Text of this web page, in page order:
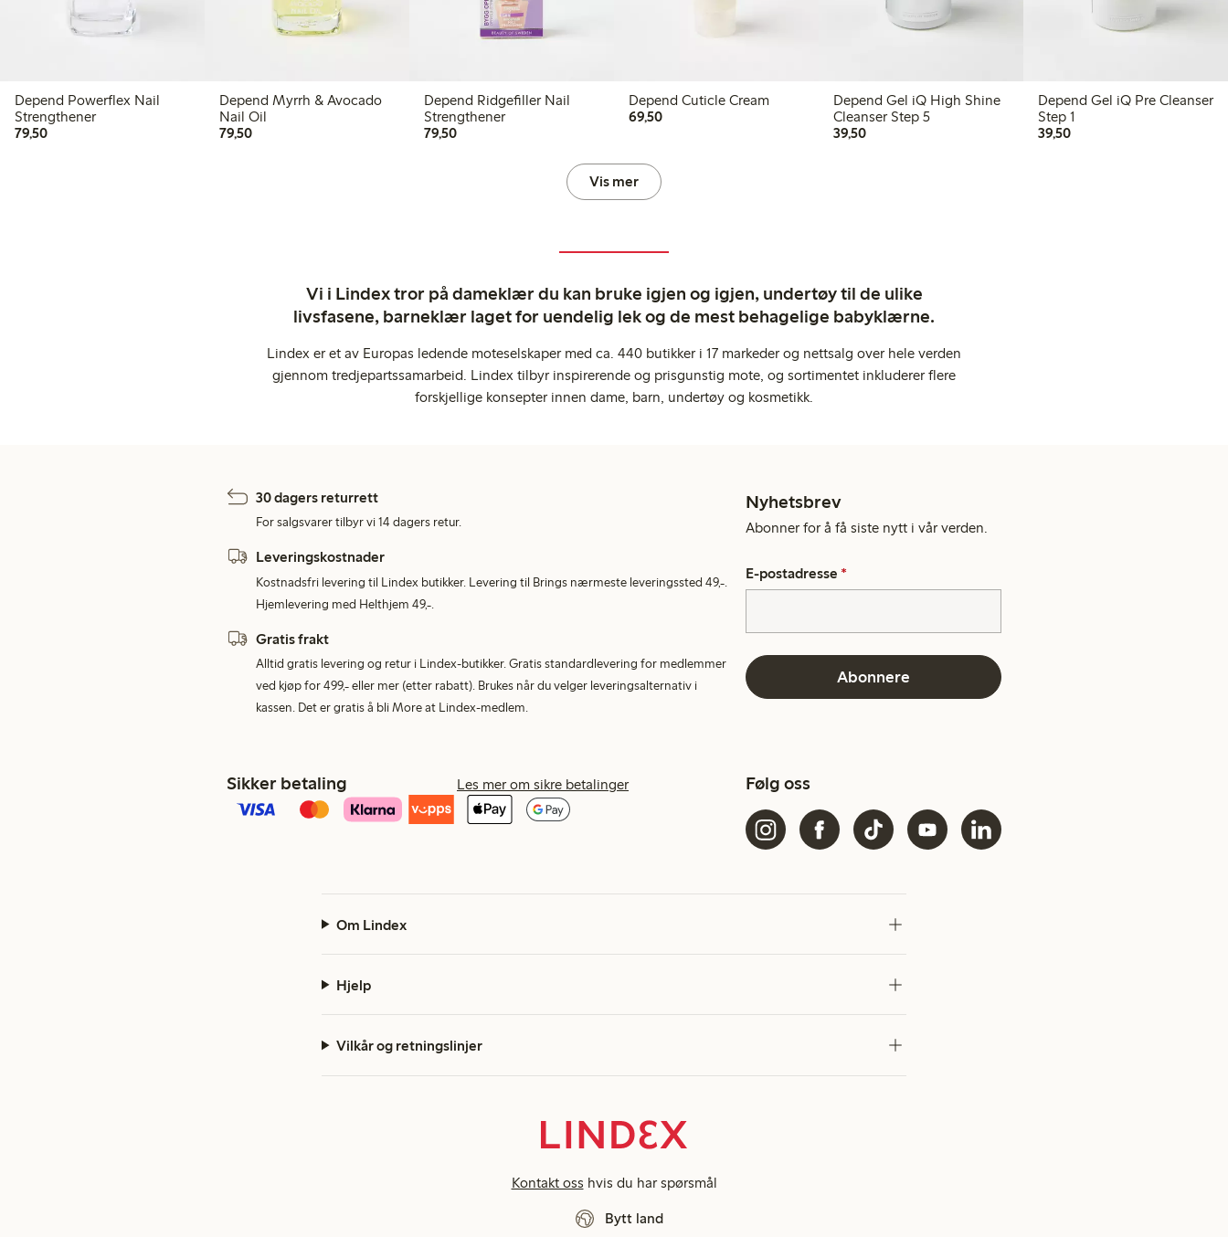
Depend Powerflex Nail
Strengthener
79,5079,50 kr
Depend Myrrh & Avocado
Nail Oil
79,5079,50 kr
Depend Ridgefiller Nail
Strengthener
79,5079,50 kr
Depend Cuticle Cream
69,5069,50 kr
Depend Gel iQ High Shine
Cleanser Step 5
39,5039,50 kr
Depend Gel iQ Pre Cleanser
Step 1
39,5039,50 kr
Vis mer
Vi i Lindex tror på dameklær du kan bruke igjen og igjen, undertøy til de ulike
livsfasene, barneklær laget for uendelig lek og de mest behagelige babyklærne.
Lindex er et av Europas ledende moteselskaper med ca. 440 butikker i 17 markeder og nettsalg over hele verden
gjennom tredjepartssamarbeid. Lindex tilbyr inspirerende og prisgunstig mote, og sortimentet inkluderer flere
forskjellige konsepter innen dame, barn, undertøy og kosmetikk.
30 dagers returrett
For salgsvarer tilbyr vi 14 dagers retur.
Leveringskostnader
Kostnadsfri levering til Lindex butikker. Levering til Brings nærmeste leveringssted 49,-.
Hjemlevering med Helthjem 49,-.
Gratis frakt
Alltid gratis levering og retur i Lindex-butikker. Gratis standardlevering for medlemmer
ved kjøp for 499,- eller mer (etter rabatt). Brukes når du velger leveringsalternativ i
kassen. Det er gratis å bli More at Lindex-medlem.
Nyhetsbrev
Abonner for å få siste nytt i vår verden.
E-postadresse *
Abonnere
Sikker betaling Les mer om sikre betalinger Følg oss
Om Lindex
Hjelp
Vilkår og retningslinjer
Kontakt oss hvis du har spørsmål
Bytt land